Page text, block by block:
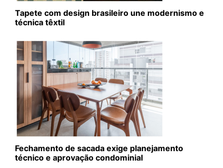
Tapete com design brasileiro une modernismo e
técnica têxtil
Fechamento de sacada exige planejamento
técnico e aprovação condominial